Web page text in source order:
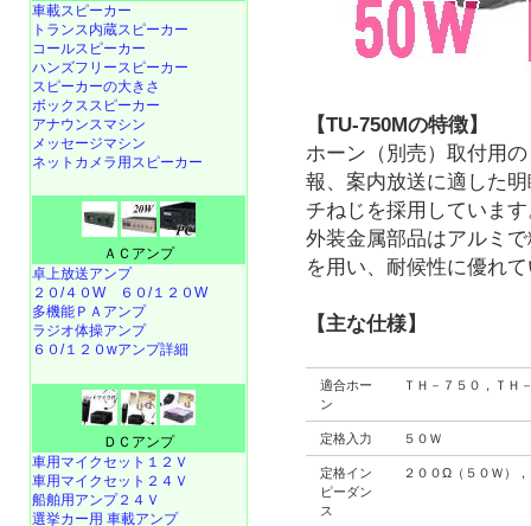
【TU-750Mの特徴】
ホーン（別売）取付用
報、案内放送に適した
チねじを採用していま
外装金属部品はアルミ
を用い、耐候性に優れ
【主な仕様】
適合ホー
ン
ＴＨ－７５０，ＴＨ
定格入力 ５０Ｗ
定格イン
ピーダン
ス
２００Ω（５０Ｗ）
車載スピーカー
トランス内蔵スピーカー
コールスピーカー
ハンズフリースピーカー
スピーカーの大きさ
ボックススピーカー
アナウンスマシン
メッセージマシン
ネットカメラ用スピーカー
ＡＣアンプ
卓上放送アンプ
２０/４０W
６０/１２０W
多機能ＰＡアンプ
ラジオ体操アンプ
６０/１２０wアンプ詳細
ＤＣアンプ
車用マイクセット１２Ｖ
車用マイクセット２４Ｖ
船舶用アンプ２４Ｖ
選挙カー用 車載アンプ